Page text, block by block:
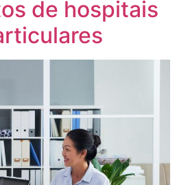
de hospitais